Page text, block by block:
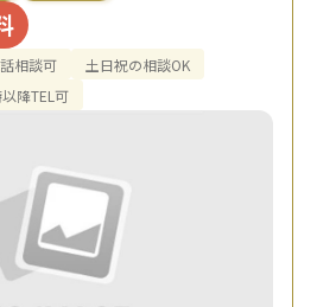
相談可
土日祝の相談OK
降TEL可